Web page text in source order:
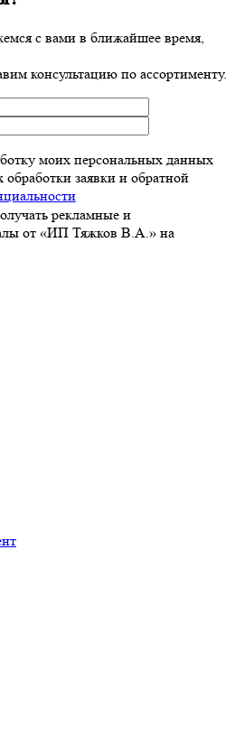
с вами в ближайшее время,
консультацию по ассортименту.
моих персональных данных
заявки и обратной
рекламные и
от «ИП Тяжков В.А.» на